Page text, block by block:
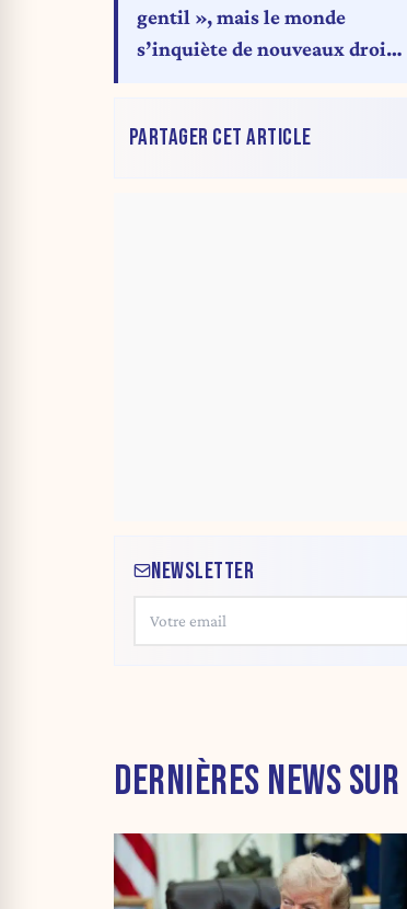
gentil », mais le monde
s’inquiète de nouveaux droits
PARTAGER CET ARTICLE
NEWSLETTER
DERNIÈRES NEWS SUR